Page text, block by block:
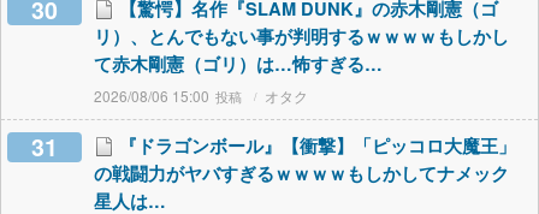
30
【驚愕】名作『SLAM DUNK』の赤木剛憲（ゴ
リ）、とんでもない事が判明するｗｗｗｗもしかし
て赤木剛憲（ゴリ）は…怖すぎる…
2026/08/06 15:00 オタク
31
『ドラゴンボール』【衝撃】「ピッコロ大魔王」
の戦闘力がヤバすぎるｗｗｗｗもしかしてナメック
星人は…